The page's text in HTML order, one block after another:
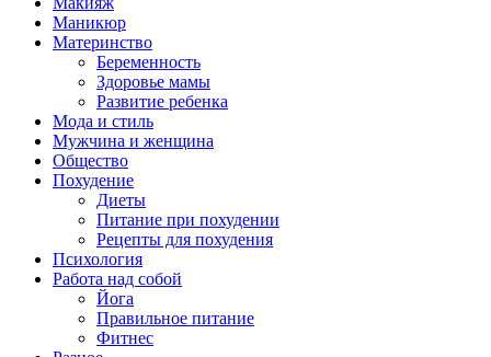
Маникюр
Материнство
Беременность
Здоровье мамы
Развитие ребенка
Мода и стиль
Мужчина и женщина
Общество
Похудение
Диеты
Питание при похудении
Рецепты для похудения
Психология
Работа над собой
Йога
Правильное питание
Фитнес